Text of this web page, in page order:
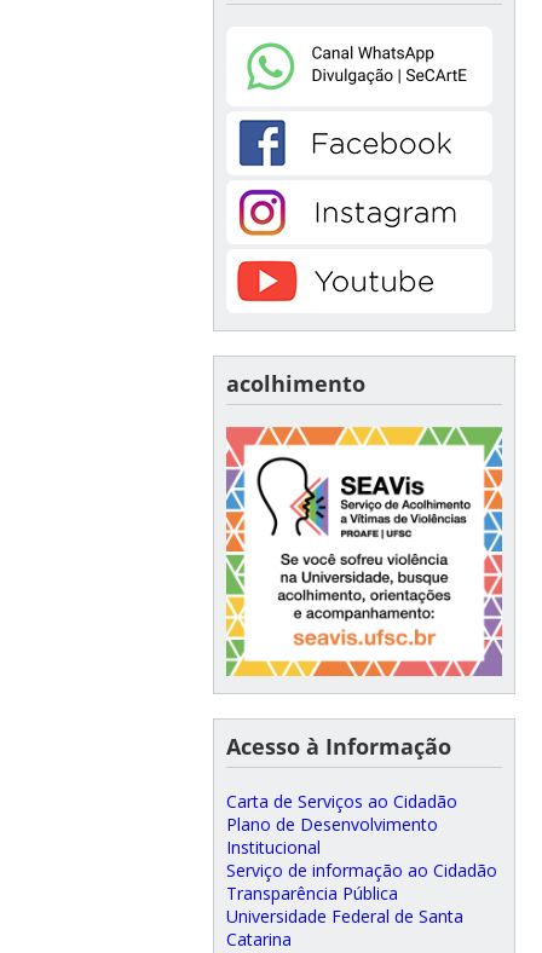
acolhimento
Acesso à Informação
Carta de Serviços ao Cidadão
Plano de Desenvolvimento
Institucional
Serviço de informação ao Cidadão
Transparência Pública
Universidade Federal de Santa
Catarina